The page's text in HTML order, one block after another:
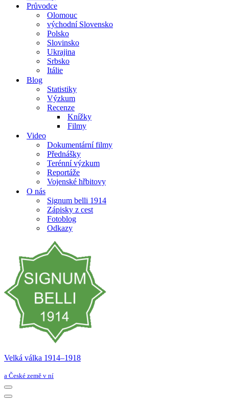
Průvodce
Olomouc
východní Slovensko
Polsko
Slovinsko
Ukrajina
Srbsko
Itálie
Blog
Statistiky
Výzkum
Recenze
Knížky
Filmy
Video
Dokumentární filmy
Přednášky
Terénní výzkum
Reportáže
Vojenské hřbitovy
O nás
Signum belli 1914
Zápisky z cest
Fotoblog
Odkazy
Velká válka 1914–⁠⁠⁠⁠⁠⁠1918
a České země v ní
Navigační
menu
Navigační